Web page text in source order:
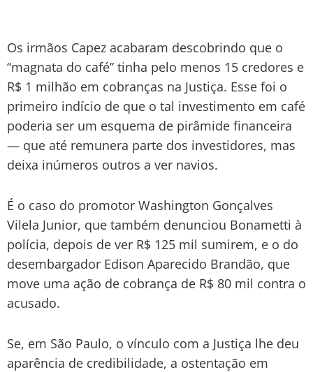
Os irmãos Capez acabaram descobrindo que o
“magnata do café” tinha pelo menos 15 credores e
R$ 1 milhão em cobranças na Justiça. Esse foi o
primeiro indício de que o tal investimento em café
poderia ser um esquema de pirâmide financeira
— que até remunera parte dos investidores, mas
deixa inúmeros outros a ver navios.
É o caso do promotor Washington Gonçalves
Vilela Junior, que também denunciou Bonametti à
polícia, depois de ver R$ 125 mil sumirem, e o do
desembargador Edison Aparecido Brandão, que
move uma ação de cobrança de R$ 80 mil contra o
acusado.
Se, em São Paulo, o vínculo com a Justiça lhe deu
aparência de credibilidade, a ostentação em